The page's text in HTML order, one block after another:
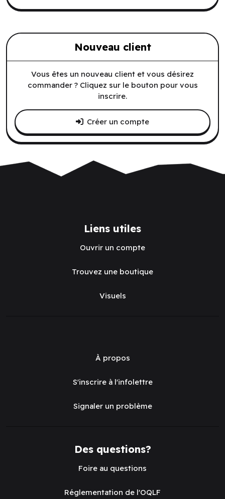
Nouveau client
Vous êtes un nouveau client et vous désirez
commander ? Cliquez sur le bouton pour vous
inscrire.
Créer un compte
Liens utiles
Ouvrir un compte
Trouvez une boutique
Visuels
À propos
S'inscrire à l'infolettre
Signaler un problème
Des questions?
Foire au questions
Réglementation de l'OQLF